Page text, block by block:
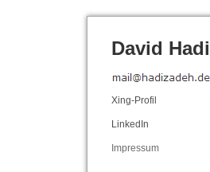
David
Xing-Profil
LinkedIn
Impressum